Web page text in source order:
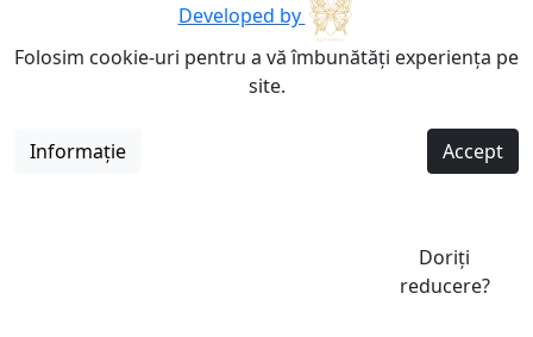
Developed by
Folosim cookie-uri pentru a vă îmbunătăți experiența pe
site.
Informație Accept
Doriți
reducere?